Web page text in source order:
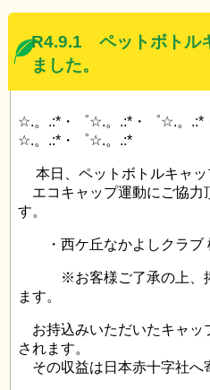
R4.9.1 ペットボトル
ました。
☆.。.:*・゜☆.。.:*・゜☆.。.:*
☆.。.:*・゜☆.。.:*
本日、ペットボトルキャッ
エコキャップ運動にご協力
す。
・西ケ丘なかよしクラブ
※お客様ご了承の上、掲
ます。
お持込みいただいたキャッ
されます。
その収益は日本赤十字社へ